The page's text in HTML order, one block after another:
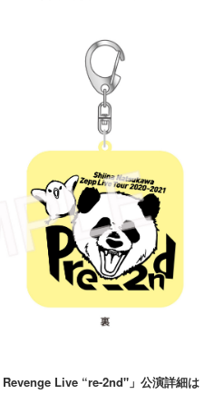
Live “re-2nd"」公演詳細は